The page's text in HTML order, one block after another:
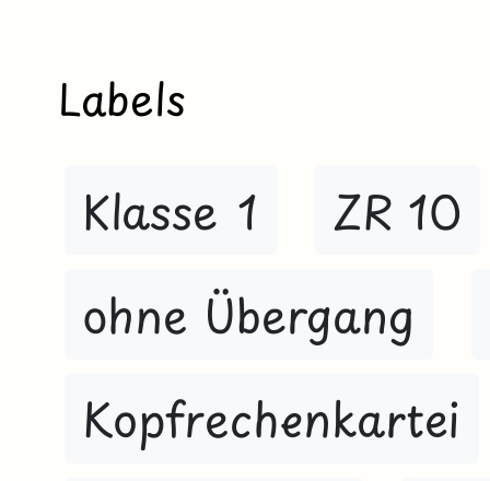
Labels
Klasse 1
ZR 10
ohne Übergang
Kopfrechenkartei